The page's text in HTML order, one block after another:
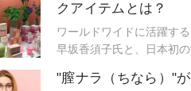
で見つけたおすすめアイ
クアイテムとは？
ワールドワイドに活躍す
早坂香須子氏と、日本初
FES（ビープル フェス）
"膣ナラ（ちなら）"